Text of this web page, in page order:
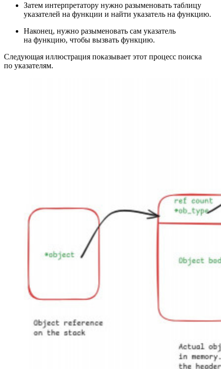
Затем интерпретатору нужно разыменовать таблицу
указателей на функции и найти указатель на функцию.
Наконец, нужно разыменовать сам указатель
на функцию, чтобы вызвать функцию.
Следующая иллюстрация показывает этот процесс поиска
по указателям.